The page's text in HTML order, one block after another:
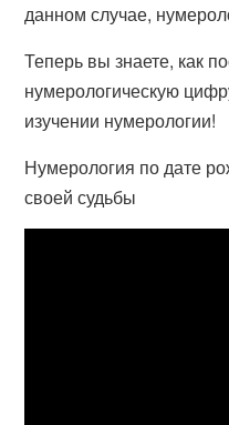
данном случае,
Теперь вы знаете, как
нумерологическую
изучении нумерологии!
Нумерология по дате
своей судьбы